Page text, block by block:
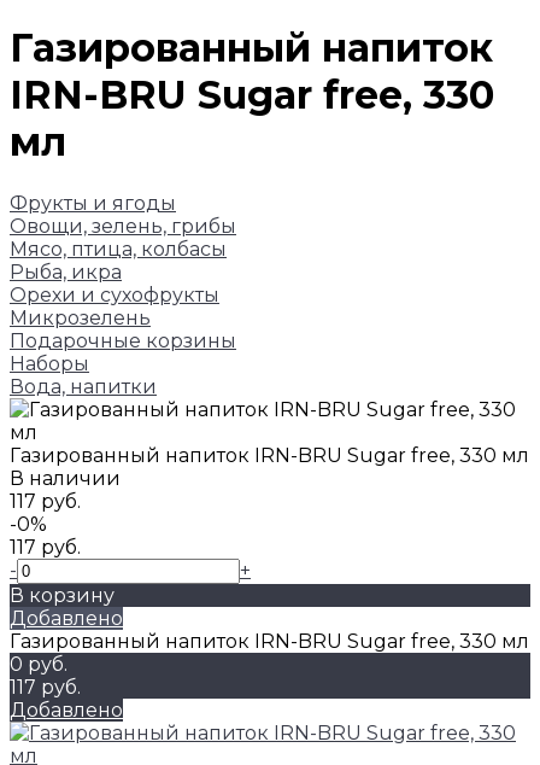
Газированный напиток
IRN-BRU Sugar free, 330
мл
Фрукты и ягоды
Овощи, зелень, грибы
Мясо, птица, колбасы
Рыба, икра
Орехи и сухофрукты
Микрозелень
Подарочные корзины
Наборы
Вода, напитки
Газированный напиток IRN-BRU Sugar free, 330 мл
В наличии
117 руб.
-0%
117 руб.
-
+
В корзину
Добавлено
Газированный напиток IRN-BRU Sugar free, 330 мл
0 руб.
117 руб.
Добавлено